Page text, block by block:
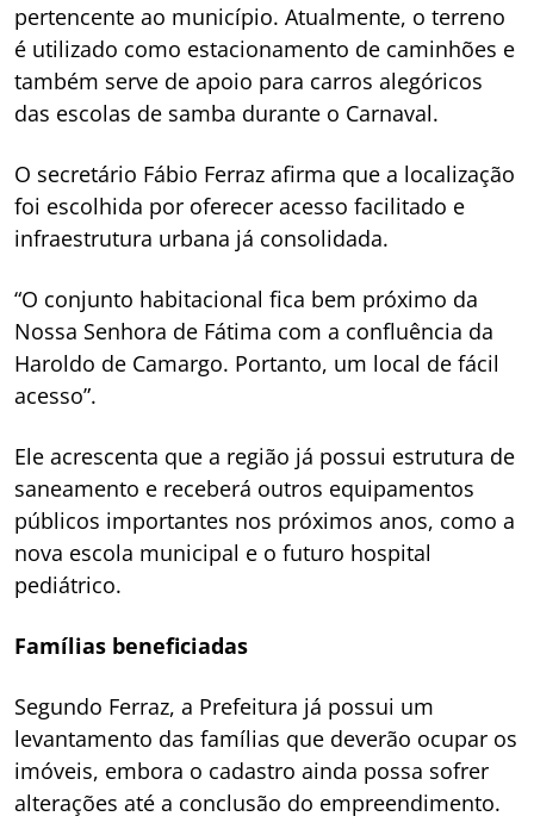
pertencente ao município. Atualmente, o terreno
é utilizado como estacionamento de caminhões e
também serve de apoio para carros alegóricos
das escolas de samba durante o Carnaval.
O secretário Fábio Ferraz afirma que a localização
foi escolhida por oferecer acesso facilitado e
infraestrutura urbana já consolidada.
“O conjunto habitacional fica bem próximo da
Nossa Senhora de Fátima com a confluência da
Haroldo de Camargo. Portanto, um local de fácil
acesso”.
Ele acrescenta que a região já possui estrutura de
saneamento e receberá outros equipamentos
públicos importantes nos próximos anos, como a
nova escola municipal e o futuro hospital
pediátrico.
Famílias beneficiadas
Segundo Ferraz, a Prefeitura já possui um
levantamento das famílias que deverão ocupar os
imóveis, embora o cadastro ainda possa sofrer
alterações até a conclusão do empreendimento.